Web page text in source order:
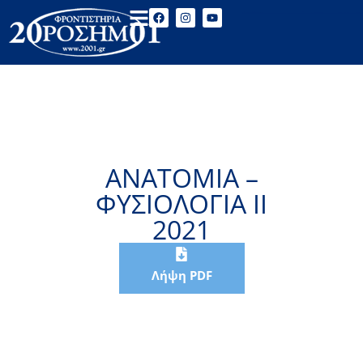
ΑΝΑΤΟΜΙΑ –
ΦΥΣΙΟΛΟΓΙΑ II
2021
Λήψη PDF